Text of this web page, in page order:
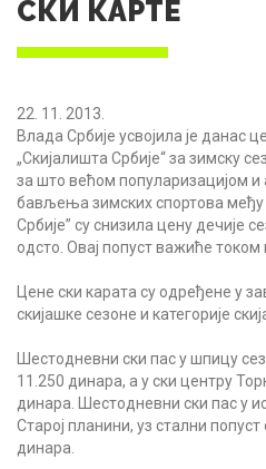
СКИ КАРТЕ
22. 11. 2013.
Влада Србије усвојила је данас
„Скијалишта Србије“ за зимску
за што већом популаризацијом
бављења зимских спортова међу
Србије” су снизила цену дечије
одсто. Овај попуст важиће током
Цене ски карата су одређене у
скијашке сезоне и категорије
Шестодневни ски пас у шпицу
11.250 динара, а у ски центру
динара. Шестодневни ски пас у
Старој планини, уз стални
динара.